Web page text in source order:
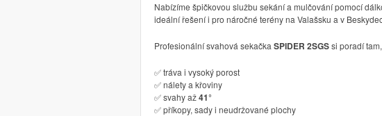
Nabízíme špičkovou službu sekání a mulčování pomocí
ideální řešení i pro náročné terény na Valašsku a v
Profesionální svahová sekačka SPIDER 2SGSsi poradí
✅ tráva i vysoký porost
✅ nálety a křoviny
✅ svahy až41°
✅ příkopy, sady i neudržované plochy